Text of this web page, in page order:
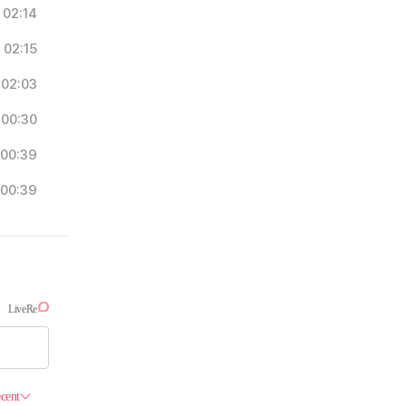
02:14
02:15
02:03
00:30
00:39
00:39